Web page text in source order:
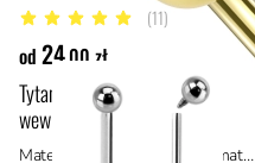
4.7 z 5 gwiazdek (11)
od 24,00 zł
Tytanowy labret z gwintem
wewnętrznym
Materiał: tytan ASTM F136, materiały hipoalergiczne